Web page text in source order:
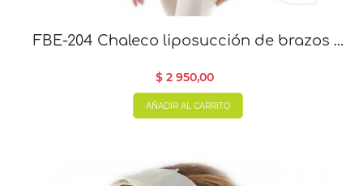
FBE-204 Chaleco liposucción de brazos y
$ 2 950,00
AÑADIR AL CARRITO